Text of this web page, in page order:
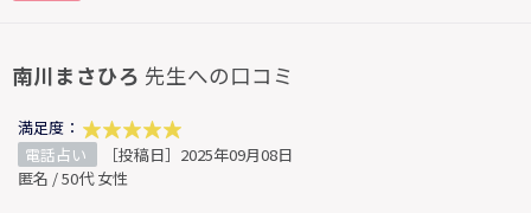
南川まさひろ 先生への口コミ
満足度：
電話占い
［投稿日］2025年09月08日
匿名 / 50代 女性